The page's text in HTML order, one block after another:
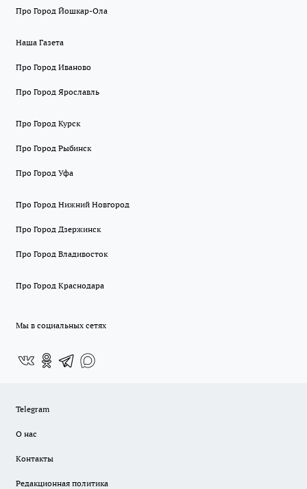
Про Город Йошкар-Ола
Наша Газета
Про Город Иваново
Про Город Ярославль
Про Город Курск
Про Город Рыбинск
Про Город Уфа
Про Город Нижний Новгород
Про Город Дзержинск
Про Город Владивосток
Про Город Краснодара
Мы в социальных сетях
Telegram
О нас
Контакты
Редакционная политика